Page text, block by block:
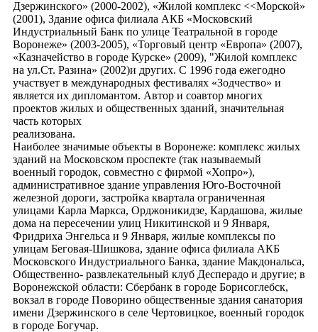
Дзержинского» (2000-2002), «Жилой комплекс <<Морской»
(2001), Здание офиса филиала АКБ «Московский
Индустриальный Банк по улице Театральной в городе
Воронеже» (2003-2005), «Торговый центр «Европа» (2007),
«Казначейство в городе Курске» (2009), "Жилой комплекс
на ул.Ст. Разина» (2002)и других. С 1996 года ежегодно
участвует в международных фестивалях «Зодчество» и
является их дипломантом. Автор и соавтор многих
проектов жилых и общественных зданий, значительная
часть которых
реализована.
Наиболее значимые объекты в Воронеже: комплекс жилых
зданий на Московском проспекте (так называемый
военный городок, совместно с фирмой «Хопро»),
административное здание управления Юго-Восточной
железной дороги, застройка квартала ограниченная
улицами Карла Маркса, Орджоникидзе, Кардашова, жилые
дома на пересечении улиц Никитинской и 9 Января,
Фридриха Энгельса и 9 Января, жилые комплексы по
улицам Беговая-Шишкова, здание офиса филиала АКБ
Московского Индустриального Банка, здание Макдональса,
Общественно- развлекательный клуб Десперадо и другие; в
Воронежской области: Сбербанк в городе Борисоглебск,
вокзал в городе Поворино общественные здания санатория
имени Дзержинского в селе Чертовицкое, военный городок
в городе Богучар.